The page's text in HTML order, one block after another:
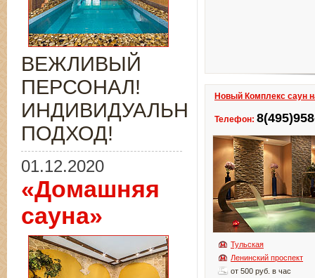
Новый Комплекс саун
Телефон:
Тульская
Ленинский проспект
от 500 руб. в час
ВЕЖЛИВЫЙ
ПЕРСОНАЛ!
ИНДИВИДУАЛЬНЫЙ
ПОДХОД!
01.12.2020
«Домашняя
сауна»